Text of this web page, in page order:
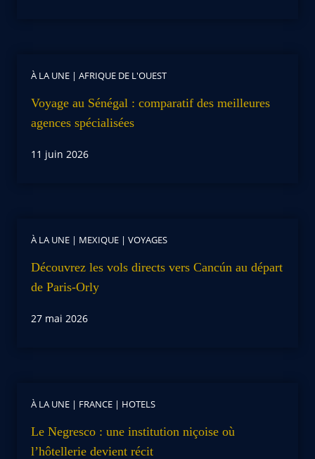
À LA UNE | AFRIQUE DE L'OUEST
Voyage au Sénégal : comparatif des meilleures
agences spécialisées
11 juin 2026
À LA UNE | MEXIQUE | VOYAGES
Découvrez les vols directs vers Cancún au départ
de Paris-Orly
27 mai 2026
À LA UNE | FRANCE | HOTELS
Le Negresco : une institution niçoise où
l’hôtellerie devient récit